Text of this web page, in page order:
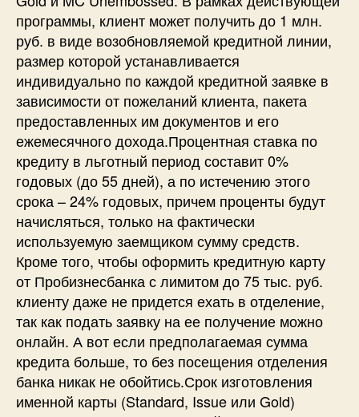
программы, клиент может получить до 1 млн.
руб. в виде возобновляемой кредитной линии,
размер которой устанавливается
индивидуально по каждой кредитной заявке в
зависимости от пожеланий клиента, пакета
предоставленных им документов и его
ежемесячного дохода.Процентная ставка по
кредиту в льготный период составит 0%
годовых (до 55 дней), а по истечению этого
срока – 24% годовых, причем проценты будут
начисляться, только на фактически
используемую заемщиком сумму средств.
Кроме того, чтобы оформить кредитную карту
от Пробизнесбанка с лимитом до 75 тыс. руб.
клиенту даже не придется ехать в отделение,
так как подать заявку на ее получение можно
онлайн. А вот если предполагаемая сумма
кредита больше, то без посещения отделения
банка никак не обойтись.Срок изготовления
именной карты (Standard, Issue или Gold)